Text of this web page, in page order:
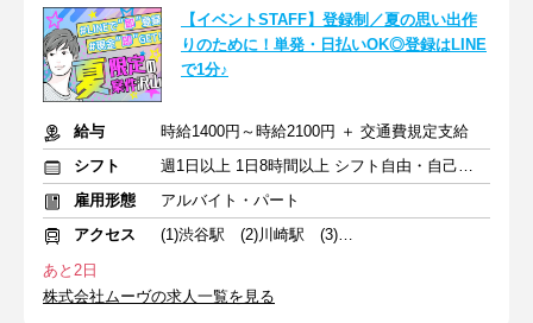
【イベントSTAFF】登録制／夏の思い出作
りのために！単発・日払いOK◎登録はLINE
で1分♪
給与
時給1400円～時給2100円 ＋ 交通費規定支給
シフト
週1日以上 1日8時間以上 シフト自由・自己申告
雇用形態
アルバイト・パート
アクセス
(1)渋谷駅 (2)川崎駅 (3)秋葉原駅
あと2日
株式会社ムーヴの求人一覧を見る